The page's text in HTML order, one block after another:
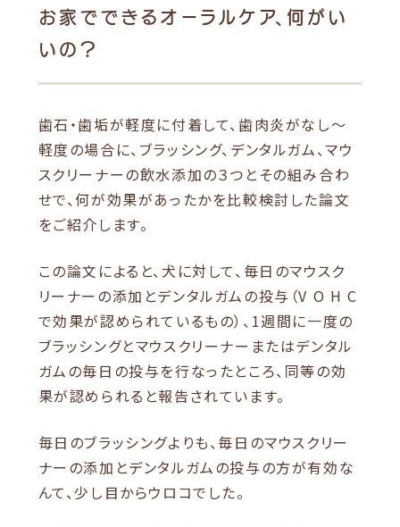
お家でできるオーラルケア、何がい
いの？
歯石・歯垢が軽度に付着して、歯肉炎がなし〜
軽度の場合に、ブラッシング、デンタルガム、マウ
スクリーナーの飲水添加の３つとその組み合わ
せで、何が効果があったかを比較検討した論文
をご紹介します。
この論文によると、犬に対して、毎日のマウスク
リーナーの添加とデンタルガムの投与（V O H C
で効果が認められているもの）、1週間に一度の
ブラッシングとマウスクリーナーまたはデンタル
ガムの毎日の投与を行なったところ、同等の効
果が認められると報告されています。
毎日のブラッシングよりも、毎日のマウスクリー
ナーの添加とデンタルガムの投与の方が有効な
んて、少し目からウロコでした。